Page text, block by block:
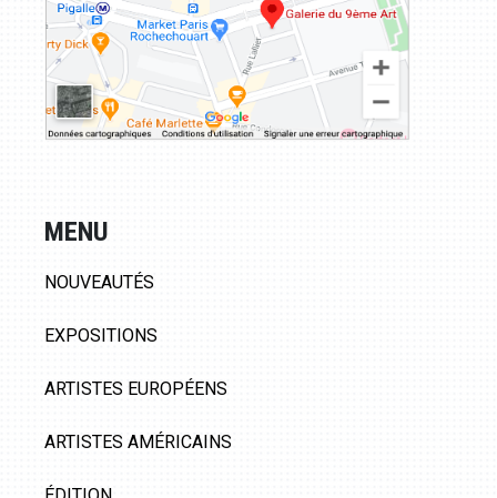
MENU
NOUVEAUTÉS
EXPOSITIONS
ARTISTES EUROPÉENS
ARTISTES AMÉRICAINS